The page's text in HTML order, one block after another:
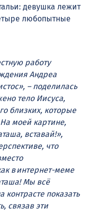
девушка лежит
любопытные
работу
Андреа
– поделилась
тело Иисуса,
близких, которые
моей картине,
вставай!»,
что
в интернет-меме
Мы всё
контрасте показать
связав эти